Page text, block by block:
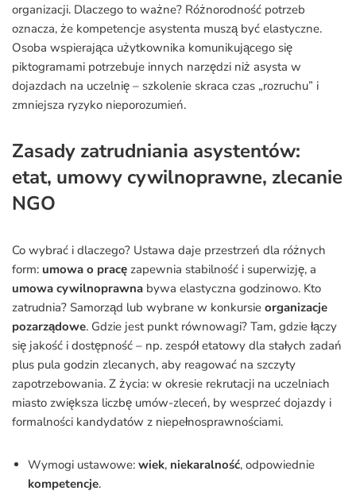
organizacji. Dlaczego to ważne? Różnorodność potrzeb
oznacza, że kompetencje asystenta muszą być elastyczne.
Osoba wspierająca użytkownika komunikującego się
piktogramami potrzebuje innych narzędzi niż asysta w
dojazdach na uczelnię – szkolenie skraca czas „rozruchu” i
zmniejsza ryzyko nieporozumień.
Zasady zatrudniania asystentów:
etat, umowy cywilnoprawne, zlecanie
NGO
Co wybrać i dlaczego? Ustawa daje przestrzeń dla różnych
form: umowa o pracę zapewnia stabilność i superwizję, a
umowa cywilnoprawna bywa elastyczna godzinowo. Kto
zatrudnia? Samorząd lub wybrane w konkursie organizacje
pozarządowe. Gdzie jest punkt równowagi? Tam, gdzie łączy
się jakość i dostępność – np. zespół etatowy dla stałych zadań
plus pula godzin zlecanych, aby reagować na szczyty
zapotrzebowania. Z życia: w okresie rekrutacji na uczelniach
miasto zwiększa liczbę umów-zleceń, by wesprzeć dojazdy i
formalności kandydatów z niepełnosprawnościami.
Wymogi ustawowe: wiek, niekaralność, odpowiednie
kompetencje.